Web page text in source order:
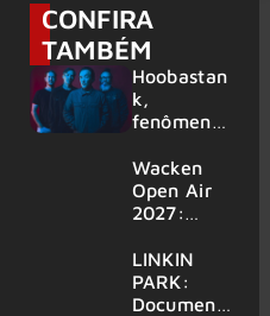
CONFIRA
TAMBÉM
Hoobastan
k,
fenômeno
rock anos
2000,
volta ao
6 shows
Wacken
Open Air
2027:
amplia
line-up e
já
LINKIN
PARK:
Document